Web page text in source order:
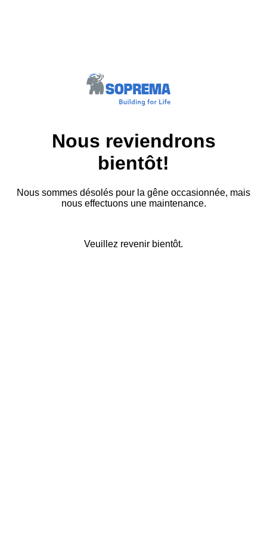
Nous reviendrons
bientôt!
Nous sommes désolés pour la gêne occasionnée, mais
nous effectuons une maintenance.
Veuillez revenir bientôt.